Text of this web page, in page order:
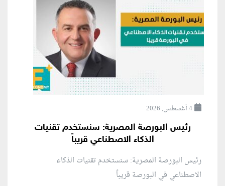
4 أغسطس, 2026
رئيس البورصة المصرية: سنستخدم تقنيات
الذكاء الاصطناعي قريباً
رئيس البورصة المصرية: سنستخدم تقنيات الذكاء
الاصطناعي في البورصة قريباً